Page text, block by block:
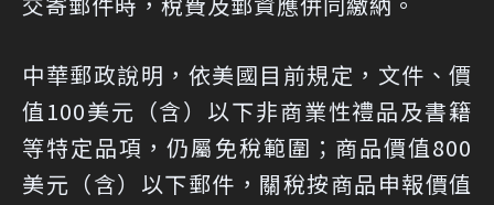
中華郵政說明，依美國目前規定，文件、價
值100美元（含）以下非商業性禮品及書籍
等特定品項，仍屬免稅範圍；商品價值800
美元（含）以下郵件，關稅按商品申報價值